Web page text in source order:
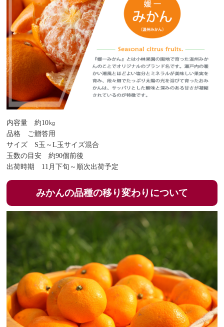
内容量 約10㎏
品格 ご贈答用
サイズ S玉～L玉サイズ混合
玉数の目安 約90個前後
出荷時期 11月下旬～順次出荷予定
みかんの品種の移り変わりについて